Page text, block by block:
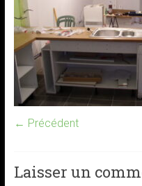
← Précédent
Laisser un